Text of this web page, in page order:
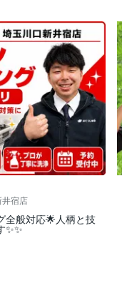
井宿店
全般対応🌟人柄と技
✨✨